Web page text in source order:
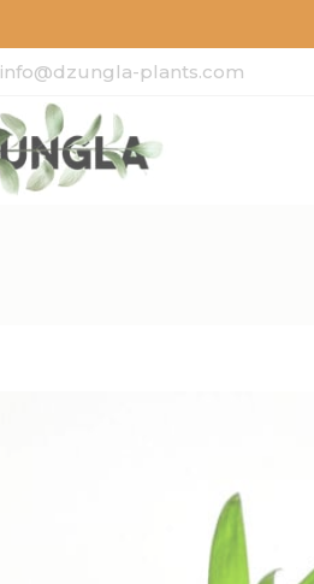
info@dzungla-plants.com